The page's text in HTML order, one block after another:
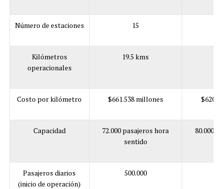
Número de estaciones 15
Kilómetros
operacionales
19.5 kms
Costo por kilómetro $661.538 millones
Capacidad
72.000 pasajeros hora
sentido
80.000
Pasajeros diarios
(inicio de operación)
500.000